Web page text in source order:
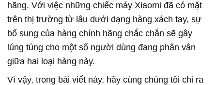
hãng. Với việc những chiếc máy Xiaomi đã có mặt
trên thị trường từ lâu dưới dạng hàng xách tay, sự
bổ sung của hàng chính hãng chắc chắn sẽ gây
lúng túng cho một số người dùng đang phân vân
giữa hai loại hàng này.
Vì vậy, trong bài viết này, hãy cùng chúng tôi chỉ ra